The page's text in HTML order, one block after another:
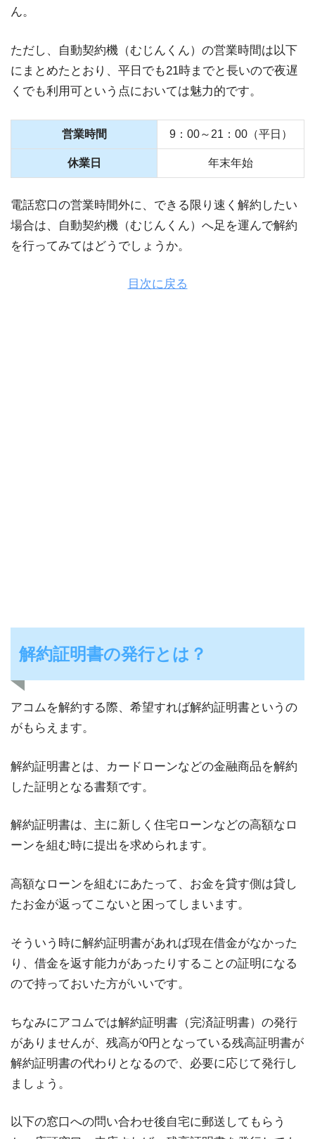
ん。
ただし、自動契約機（むじんくん）の営業時間は以下
にまとめたとおり、平日でも21時までと長いので夜遅
くでも利用可という点においては魅力的です。
営業時間 9：00～21：00（平日）
休業日 年末年始
電話窓口の営業時間外に、できる限り速く解約したい
場合は、自動契約機（むじんくん）へ足を運んで解約
を行ってみてはどうでしょうか。
目次に戻る
解約証明書の発行とは？
アコムを解約する際、希望すれば解約証明書というの
がもらえます。
解約証明書とは、カードローンなどの金融商品を解約
した証明となる書類です。
解約証明書は、主に新しく住宅ローンなどの高額なロ
ーンを組む時に提出を求められます。
高額なローンを組むにあたって、お金を貸す側は貸し
たお金が返ってこないと困ってしまいます。
そういう時に解約証明書があれば現在借金がなかった
り、借金を返す能力があったりすることの証明になる
ので持っておいた方がいいです。
ちなみにアコムでは解約証明書（完済証明書）の発行
がありませんが、残高が0円となっている残高証明書が
解約証明書の代わりとなるので、必要に応じて発行し
ましょう。
以下の窓口への問い合わせ後自宅に郵送してもらう